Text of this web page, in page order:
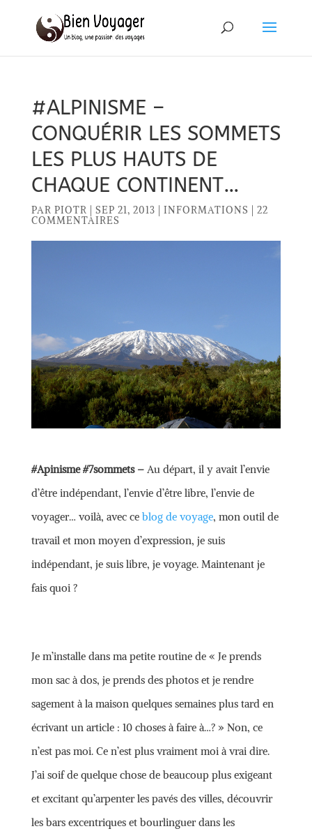
#ALPINISME –
CONQUÉRIR LES SOMMETS
LES PLUS HAUTS DE
CHAQUE CONTINENT…
PAR PIOTR SEP 21, 2013 INFORMATIONS
22
COMMENTAIRES
#Apinisme #7sommets – Au départ, il y avait l’envie
d’être indépendant, l’envie d’être libre, l’envie de
voyager… voilà, avec ce blog de voyage, mon outil de
travail et mon moyen d’expression, je suis
indépendant, je suis libre, je voyage. Maintenant je
fais quoi ?
Je m’installe dans ma petite routine de « Je prends
mon sac à dos, je prends des photos et je rendre
sagement à la maison quelques semaines plus tard en
écrivant un article : 10 choses à faire à…? » Non, ce
n’est pas moi. Ce n’est plus vraiment moi à vrai dire.
J’ai soif de quelque chose de beaucoup plus exigeant
et excitant qu’arpenter les pavés des villes, découvrir
les bars excentriques et bourlinguer dans les